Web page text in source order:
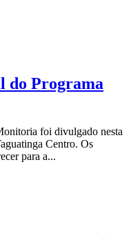
do Programa
foi divulgado nesta
Centro. Os
para a...